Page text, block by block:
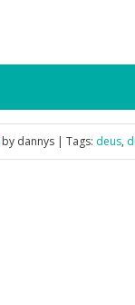
by dannys | Tags: deus,